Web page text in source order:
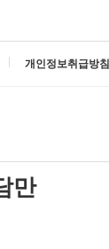
개인정보취급방침
만